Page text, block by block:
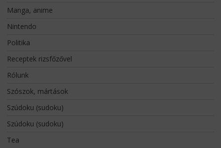
Manga, anime
Nintendo
Politika
Receptek rizsfőzővel
Rólunk
Szószok, mártások
Szúdoku (sudoku)
Szúdoku (sudoku)
Tea